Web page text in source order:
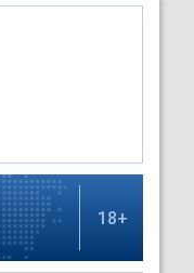
18+